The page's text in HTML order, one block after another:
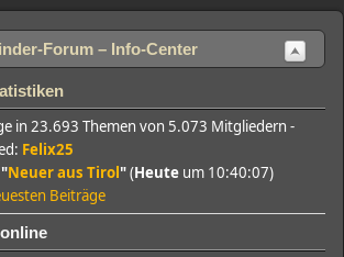
Forum – Info-Center
in 23.693 Themen von 5.073 Mitgliedern -
Felix25
"Neuer aus Tirol"(Heute um 10:40:07)
Beiträge